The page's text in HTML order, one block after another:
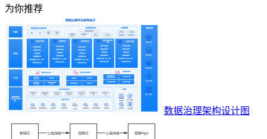
为你推荐
数据治理架构设计图